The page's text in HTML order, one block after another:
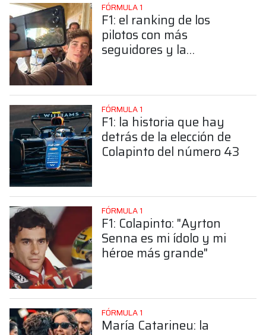
FÓRMULA 1
F1: el ranking de los
pilotos con más
seguidores y la
FÓRMULA 1
F1: la historia que hay
detrás de la elección de
Colapinto del número 43
FÓRMULA 1
F1: Colapinto: "Ayrton
Senna es mi ídolo y mi
héroe más grande"
FÓRMULA 1
María Catarineu: la